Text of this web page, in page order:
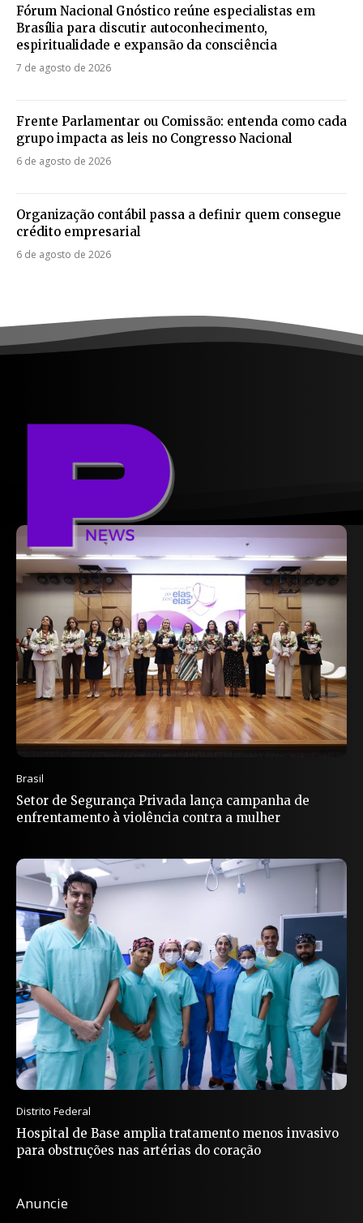
Fórum Nacional Gnóstico reúne especialistas em
Brasília para discutir autoconhecimento,
espiritualidade e expansão da consciência
7 de agosto de 2026
Frente Parlamentar ou Comissão: entenda como cada
grupo impacta as leis no Congresso Nacional
6 de agosto de 2026
Organização contábil passa a definir quem consegue
crédito empresarial
6 de agosto de 2026
Brasil
Setor de Segurança Privada lança campanha de
enfrentamento à violência contra a mulher
Distrito Federal
Hospital de Base amplia tratamento menos invasivo
para obstruções nas artérias do coração
Anuncie